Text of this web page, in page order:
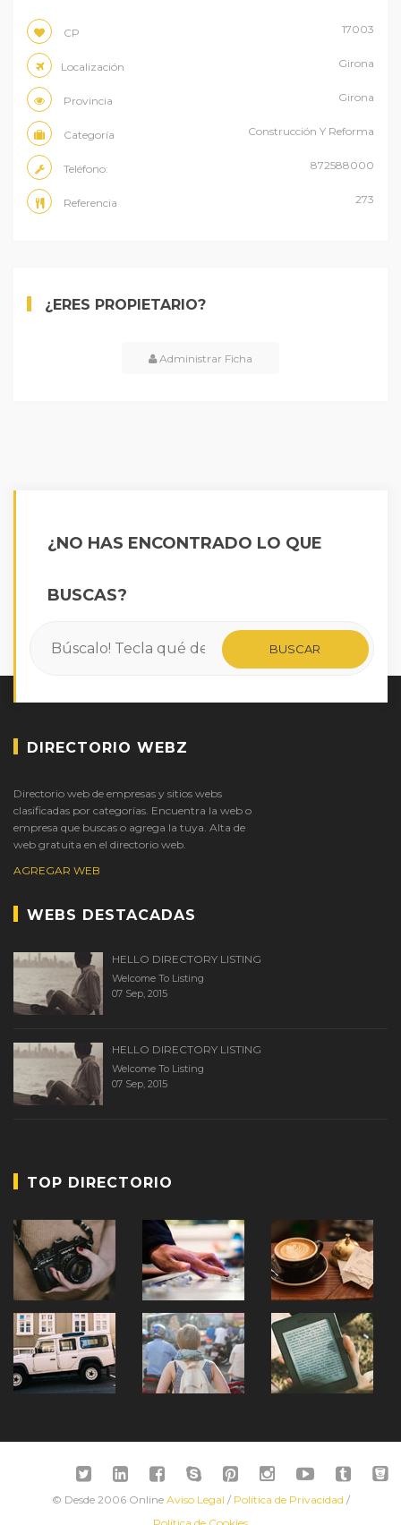
CP 17003
Localización Girona
Provincia Girona
Categoría Construcción Y Reforma
Teléfono: 872588000
Referencia 273
¿ERES PROPIETARIO?
Administrar Ficha
¿NO HAS ENCONTRADO LO QUE
BUSCAS?
DIRECTORIO WEBZ
Directorio web de empresas y sitios webs
clasificadas por categorías. Encuentra la web o
empresa que buscas o agrega la tuya. Alta de
web gratuita en el directorio web.
AGREGAR WEB
WEBS DESTACADAS
HELLO DIRECTORY LISTING
Welcome To Listing
07 Sep, 2015
HELLO DIRECTORY LISTING
Welcome To Listing
07 Sep, 2015
TOP DIRECTORIO
© Desde 2006 Online Aviso Legal / Política de Privacidad /